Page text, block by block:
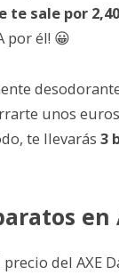
te sale por
por él! 😀
unos
te llevarás 3
en
del AXE